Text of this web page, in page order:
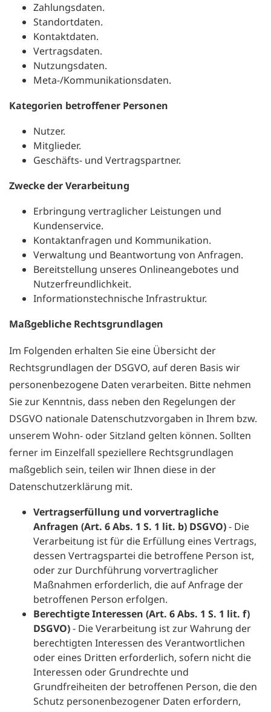
Zahlungsdaten.
Standortdaten.
Kontaktdaten.
Vertragsdaten.
Nutzungsdaten.
Meta-/Kommunikationsdaten.
Kategorien betroffener Personen
Nutzer.
Mitglieder.
Geschäfts- und Vertragspartner.
Zwecke der Verarbeitung
Erbringung vertraglicher Leistungen und
Kundenservice.
Kontaktanfragen und Kommunikation.
Verwaltung und Beantwortung von Anfragen.
Bereitstellung unseres Onlineangebotes und
Nutzerfreundlichkeit.
Informationstechnische Infrastruktur.
Maßgebliche Rechtsgrundlagen
Im Folgenden erhalten Sie eine Übersicht der
Rechtsgrundlagen der DSGVO, auf deren Basis wir
personenbezogene Daten verarbeiten. Bitte nehmen
Sie zur Kenntnis, dass neben den Regelungen der
DSGVO nationale Datenschutzvorgaben in Ihrem bzw.
unserem Wohn- oder Sitzland gelten können. Sollten
ferner im Einzelfall speziellere Rechtsgrundlagen
maßgeblich sein, teilen wir Ihnen diese in der
Datenschutzerklärung mit.
Vertragserfüllung und vorvertragliche
Anfragen (Art. 6 Abs. 1 S. 1 lit. b) DSGVO)- Die
Verarbeitung ist für die Erfüllung eines Vertrags,
dessen Vertragspartei die betroffene Person ist,
oder zur Durchführung vorvertraglicher
Maßnahmen erforderlich, die auf Anfrage der
betroffenen Person erfolgen.
Berechtigte Interessen (Art. 6 Abs. 1 S. 1 lit. f)
DSGVO)- Die Verarbeitung ist zur Wahrung der
berechtigten Interessen des Verantwortlichen
oder eines Dritten erforderlich, sofern nicht die
Interessen oder Grundrechte und
Grundfreiheiten der betroffenen Person, die den
Schutz personenbezogener Daten erfordern,